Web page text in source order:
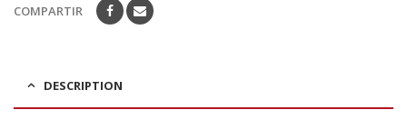
COMPARTIR
DESCRIPTION